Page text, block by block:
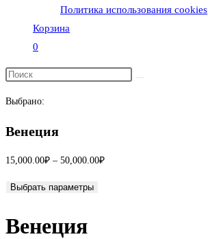
Политика использования cookies
Корзина
0
поиск
по
сайту
Выбрано:
Венеция
15,000.00₽ – 50,000.00₽Диапазон
Выбрать параметры
Венеция